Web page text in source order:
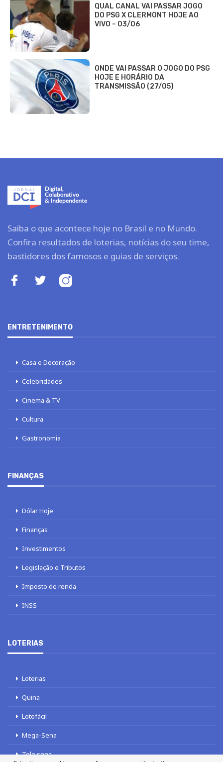
QUAL CANAL VAI PASSAR JOGO
DO PSG X CLERMONT HOJE AO
VIVO – 03/06
ONDE VAI PASSAR O JOGO DO PSG
HOJE E HORÁRIO DA
TRANSMISSÃO (27/05)
Saiba o que acontece hoje no Brasil e no Mundo.
Confira resultados de loterias, notícias do seu time,
bastidores dos famosos e guias de serviços.
ENTRETENIMENTO
Casa e Decoração
Celebridades
Cinema & TV
Cultura
Gastronomia
FINANÇAS
Dólar Hoje
Finanças
Investimentos
Legislação e Tributos
Imposto de renda
INSS
LOTERIAS
Loterias
Quina
Lotofácil
Mega-Sena
Tele sena